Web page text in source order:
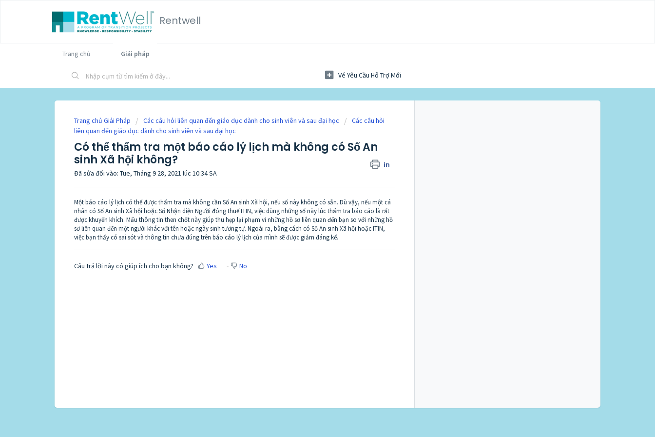
Rentwell
Trang chủ Giải pháp
Vé Yêu Cầu Hỗ Trợ Mới
Trang chủ Giải Pháp Các câu hỏi liên quan đến giáo dục dành cho sinh viên và sau đại học
Các câu hỏi
liên quan đến giáo dục dành cho sinh viên và sau đại học
Có thể thẩm tra một báo cáo lý lịch mà không có Số An
sinh Xã hội không?
in
Đã sửa đổi vào: Tue, Tháng 9 28, 2021 lúc 10:34 SA
Một báo cáo lý lịch có thể được thẩm tra mà không cần Số An sinh Xã hội, nếu số này không có sẵn. Dù vậy, nếu một cá
nhân có Số An sinh Xã hội hoặc Số Nhận diện Người đóng thuế ITIN, việc dùng những số này lúc thẩm tra báo cáo là rất
được khuyến khích. Mẩu thông tin then chốt này giúp thu hẹp lại phạm vi những hồ sơ liên quan đến bạn so với những hồ
sơ liên quan đến một người khác với tên hoặc ngày sinh tương tự. Ngoài ra, bằng cách có Số An sinh Xã hội hoặc ITIN,
việc bạn thấy có sai sót và thông tin chưa đúng trên báo cáo lý lịch của mình sẽ được giảm đáng kể.
Câu trả lời này có giúp ích cho bạn không? Yes No